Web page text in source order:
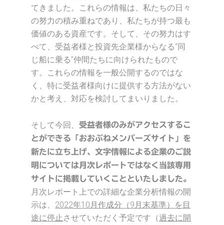
てきました。これらの情報は、私たちの日々
の努力の積み重ねであり、私たちが持つ最も
価値のある資産です。そして、その努力はす
べて、受益者様と投資先企業様からなる“同
じ船に乗る”仲間たちに向けられたもので
す。これらの情報を一般公開するのではな
く、特に受益者様向けに提供する方法がない
かと考え、対応を検討してまいりました。
そして今回、受益者様のみがアクセスするこ
とができる「おおぶねメンバーズサイト」を
新たに立ち上げ、文字情報による企業のご説
明については月次レポートではなく当該専用
サイトに掲載していくことといたしました。
月次レポート上での詳細な企業分析情報の開
示は、 2022年10月作成分（9月末基準）を目
途に停止 させていただく予定です（過去に開